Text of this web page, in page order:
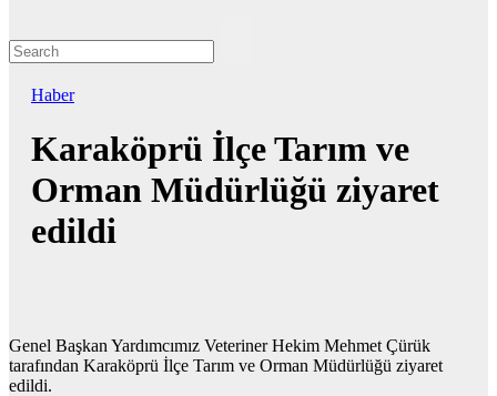
Haber
Karaköprü İlçe Tarım ve
Orman Müdürlüğü ziyaret
edildi
Genel Başkan Yardımcımız Veteriner Hekim Mehmet Çürük
tarafından Karaköprü İlçe Tarım ve Orman Müdürlüğü ziyaret
edildi.